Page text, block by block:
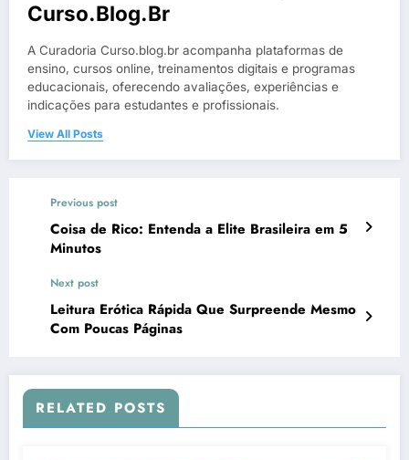
Curso.blog.br
A Curadoria Curso.blog.br acompanha plataformas de
ensino, cursos online, treinamentos digitais e programas
educacionais, oferecendo avaliações, experiências e
indicações para estudantes e profissionais.
View All Posts
Previous post
Coisa de Rico: Entenda a Elite Brasileira em 5
Minutos
Next post
Leitura Erótica Rápida Que Surpreende Mesmo
Com Poucas Páginas
RELATED POSTS